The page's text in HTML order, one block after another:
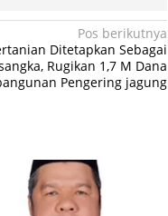
Pos berikutnya
Ditetapkan Sebagai
Rugikan 1,7 M Dana
Pengering jagung